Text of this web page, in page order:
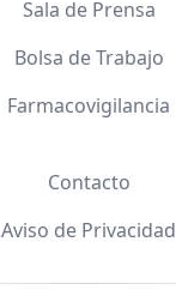
Sala de Prensa
Bolsa de Trabajo
Farmacovigilancia
Contacto
Aviso de Privacidad